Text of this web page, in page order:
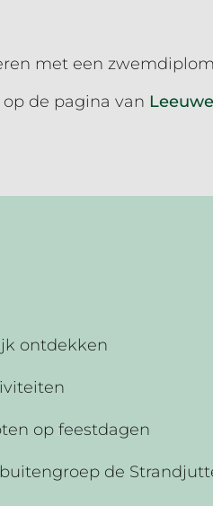
met een
de pagina van
ontdekken
op feestdagen
de